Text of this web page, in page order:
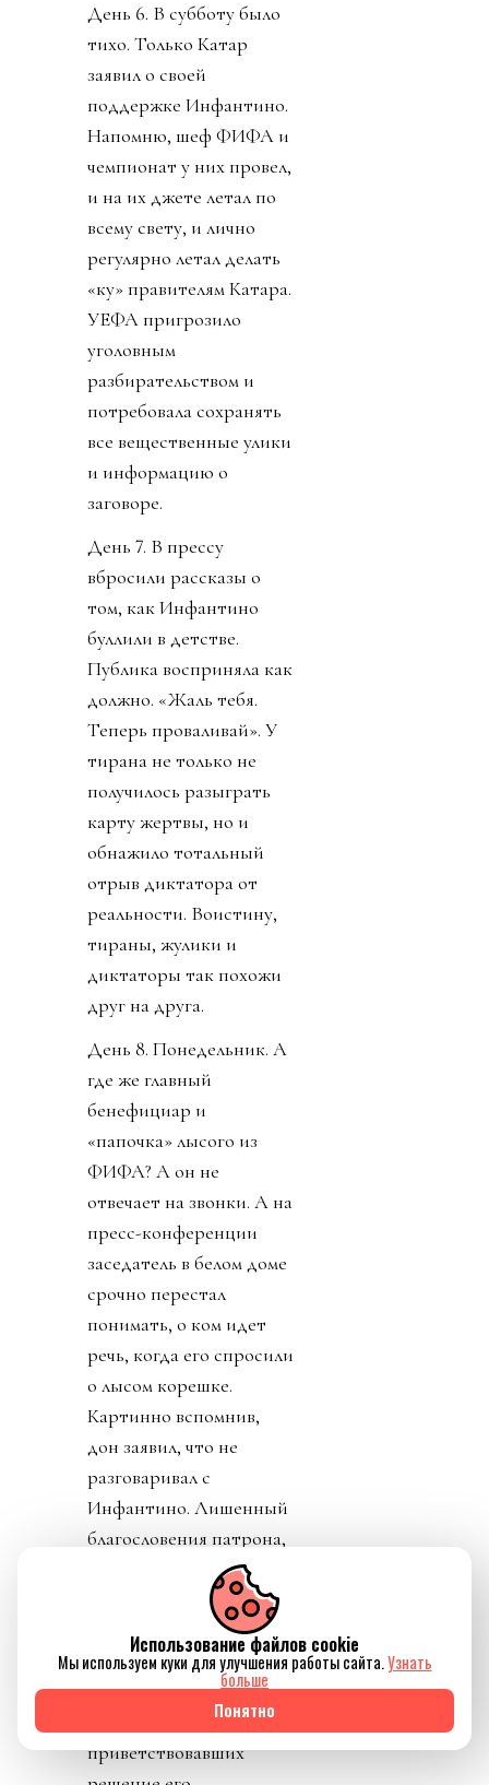
День 6. В субботу было
тихо. Только Катар
заявил о своей
поддержке Инфантино.
Напомню, шеф ФИФА и
чемпионат у них провел,
и на их джете летал по
всему свету, и лично
регулярно летал делать
«ку» правителям Катара.
УЕФА пригрозило
уголовным
разбирательством и
потребовала сохранять
все вещественные улики
и информацию о
заговоре.
День 7. В прессу
вбросили рассказы о
том, как Инфантино
буллили в детстве.
Публика восприняла как
должно. «Жаль тебя.
Теперь проваливай». У
тирана не только не
получилось разыграть
карту жертвы, но и
обнажило тотальный
отрыв диктатора от
реальности. Воистину,
тираны, жулики и
диктаторы так похожи
друг на друга.
День 8. Понедельник. А
где же главный
бенефициар и
«папочка» лысого из
ФИФА? А он не
отвечает на звонки. А на
пресс-конференции
заседатель в белом доме
срочно перестал
понимать, о ком идет
речь, когда его спросили
о лысом корешке.
Картинно вспомнив,
дон заявил, что не
разговаривал с
Инфантино. Лишенный
благословения патрона,
скукожившийся до
размеров Волдеморта,
Джанни, скуля, начал
репостить копирующие
текст друг друга посты
приветствовавших
Использование файлов cookie
Мы используем куки для улучшения работы сайта.Узнать
больше
Понятно